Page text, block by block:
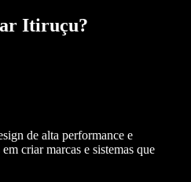
Itiruçu?
de alta performance e
criar marcas e sistemas que